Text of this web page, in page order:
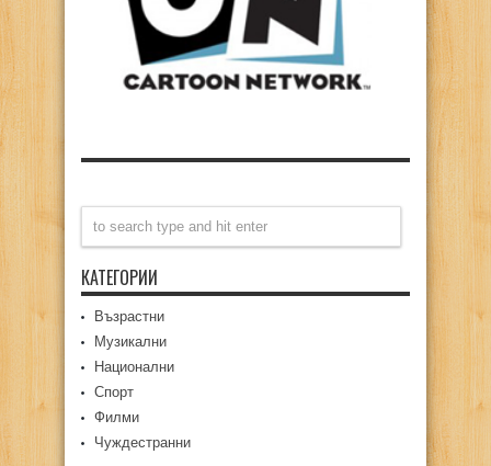
КАТЕГОРИИ
Възрастни
Музикални
Национални
Спорт
Филми
Чуждестранни